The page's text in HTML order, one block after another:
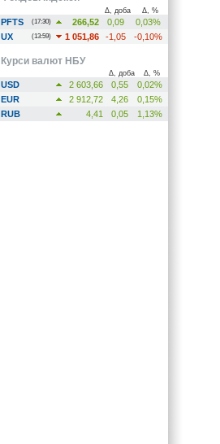
Δ, доба Δ, %
PFTS (17:30) 266,52 0,09
0,03%
UX
(13:59) 1 051,86 -1,05 -0,10%
Курси валют НБУ
Δ, доба Δ, %
USD 2 603,66 0,55
0,02%
EUR
2 912,72 4,26
0,15%
RUB
4,41 0,05 1,13%